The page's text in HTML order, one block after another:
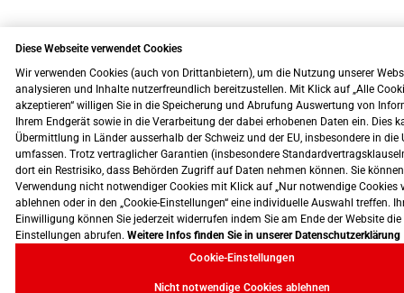
Diese Webseite verwendet Cookies
Wir verwenden Cookies (auch von Drittanbietern), um die Nutzung unserer
analysieren und Inhalte nutzerfreundlich bereitzustellen. Mit Klick auf „Alle
akzeptieren“ willigen Sie in die Speicherung und Abrufung Auswertung von
Ihrem Endgerät sowie in die Verarbeitung der dabei erhobenen Daten ein. Dies
Übermittlung in Länder ausserhalb der Schweiz und der EU, insbesondere in die
umfassen. Trotz vertraglicher Garantien (insbesondere
dort ein Restrisiko, dass Behörden Zugriff auf Daten nehmen können. Sie
Verwendung nicht notwendiger Cookies mit Klick auf „Nur notwendige Cookies
ablehnen oder in den „Cookie-Einstellungen“ eine individuelle Auswahl treffen.
Einwilligung können Sie jederzeit widerrufen indem Sie am Ende der Website die
Einstellungen abrufen. Weitere Infos finden Sie in unserer Datenschutzerklärung
Cookie-Einstellungen
Nicht notwendige Cookies ablehnen